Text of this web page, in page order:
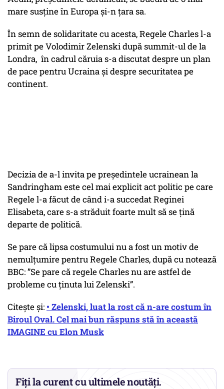
mare susține în Europa și-n țara sa.
În semn de solidaritate cu acesta, Regele Charles l-a
primit pe Volodimir Zelenski după summit-ul de la
Londra, în cadrul căruia s-a discutat despre un plan
de pace pentru Ucraina şi despre securitatea pe
continent.
Decizia de a-l invita pe preşedintele ucrainean la
Sandringham este cel mai explicit act politic pe care
Regele l-a făcut de când i-a succedat Reginei
Elisabeta, care s-a străduit foarte mult să se ţină
departe de politică.
Se pare că lipsa costumului nu a fost un motiv de
nemulțumire pentru Regele Charles, după cu notează
BBC: ”Se pare că regele Charles nu are astfel de
probleme cu ţinuta lui Zelenski”.
Citește și: • Zelenski, luat la rost că n-are costum în
Biroul Oval. Cel mai bun răspuns stă în această
IMAGINE cu Elon Musk
Fiți la curent cu ultimele noutăți.